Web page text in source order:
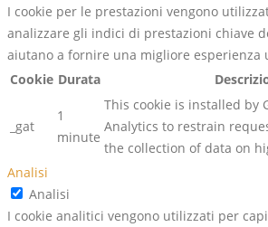
I cookie per le prestazioni vengono
analizzare gli indici di prestazioni chiave
aiutano a fornire una migliore esperienza
Cookie Durata
_gat
1
minute
This cookie is installed by
Analytics to restrain
the collection of data on
Analisi
Analisi
I cookie analitici vengono utilizzati per